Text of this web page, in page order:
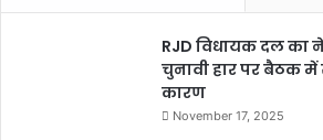
buckingham palace
buckingham palace
buckingham palace
RJD विधायक दल का
चुनावी हार पर बैठक
कारण
November 17, 2025